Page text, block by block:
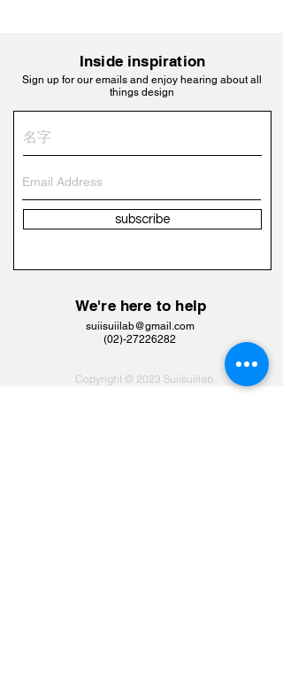
Inside inspiration
Sign up for our emails and enjoy hearing about all
things design
subscribe
We're here to help
suiisuiilab@gmail.com
​(02)-27226282
Copyright © 2023 Suiisuiilab